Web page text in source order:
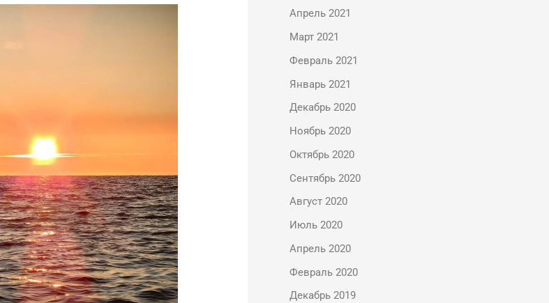
Апрель 2021
Март 2021
Февраль 2021
Январь 2021
Декабрь 2020
Ноябрь 2020
Октябрь 2020
Сентябрь 2020
Август 2020
Июль 2020
Апрель 2020
Февраль 2020
Декабрь 2019